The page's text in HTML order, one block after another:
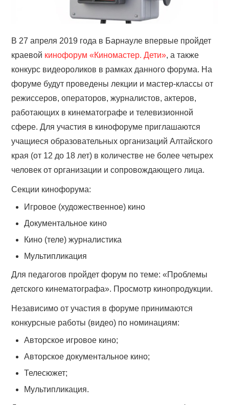
В 27 апреля 2019 года в Барнауле впервые пройдет
краевой кинофорум «Киномастер. Дети», а также
конкурс видеороликов в рамках данного форума. На
форуме будут проведены лекции и мастер-классы от
режиссеров, операторов, журналистов, актеров,
работающих в кинематографе и телевизионной
сфере. Для участия в кинофоруме приглашаются
учащиеся образовательных организаций Алтайского
края (от 12 до 18 лет) в количестве не более четырех
человек от организации и сопровождающего лица.
Секции кинофорума:
Игровое (художественное) кино
Документальное кино
Кино (теле) журналистика
Мультипликация
Для педагогов пройдет форум по теме: «Проблемы
детского кинематографа». Просмотр кинопродукции.
Независимо от участия в форуме принимаются
конкурсные работы (видео) по номинациям:
Авторское игровое кино;
Авторское документальное кино;
Телесюжет;
Мультипликация.